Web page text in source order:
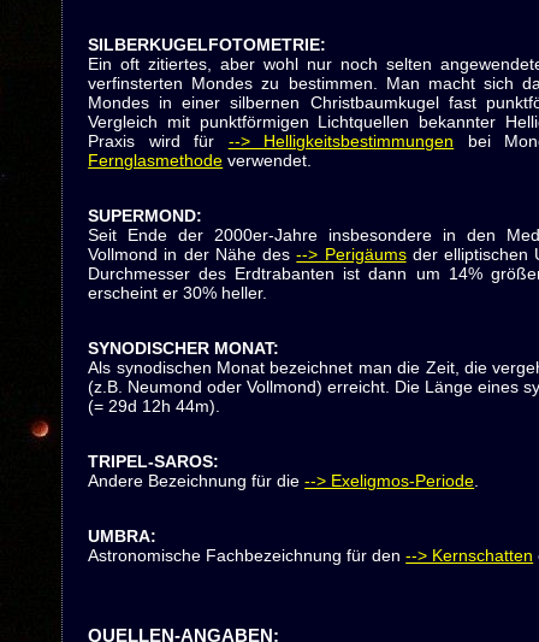
SILBERKUGELFOTOMETRIE:
Ein oft zitiertes, aber wohl nur noch selten
verfinsterten Mondes zu bestimmen. Man macht sich
Mondes in einer silbernen Christbaumkugel fast
Vergleich mit punktförmigen Lichtquellen bekannter
Praxis wird für --> Helligkeitsbestimmungen bei
Fernglasmethode verwendet.
SUPERMOND:
Seit Ende der 2000er-Jahre insbesondere in den
Vollmond in der Nähe des--> Perigäumsder elliptischen
Durchmesser des Erdtrabanten ist dann um 14%
erscheint er 30% heller.
SYNODISCHER MONAT:
Als synodischen Monat bezeichnet man die Zeit, die
(z.B. Neumond oder Vollmond) erreicht. Die Länge eines
(= 29d 12h 44m).
TRIPEL-SAROS:
Andere Bezeichnung für die--> Exeligmos-Periode
UMBRA:
Astronomische Fachbezeichnung für den--> Kernschatten
QUELLEN-ANGABEN: